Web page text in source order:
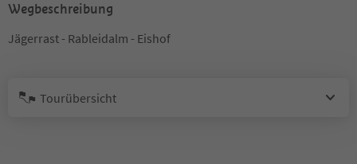
Wegbeschreibung
Jägerrast - Rableidalm - Eishof
Tourübersicht